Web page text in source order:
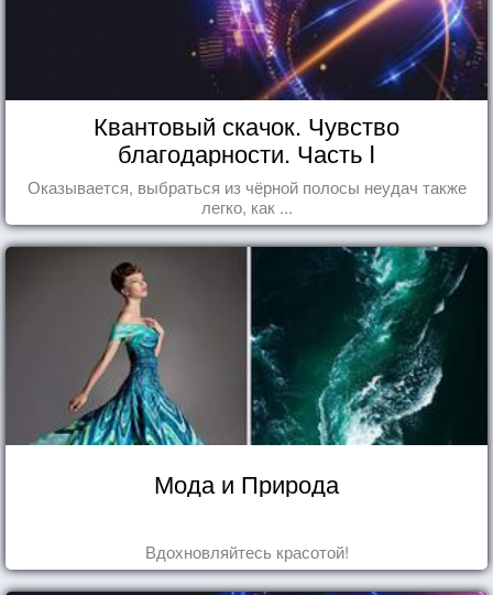
Квантовый скачок. Чувство
благодарности. Часть I
Оказывается, выбраться из чёрной полосы неудач также
легко, как ...
Мода и Природа
Вдохновляйтесь красотой!